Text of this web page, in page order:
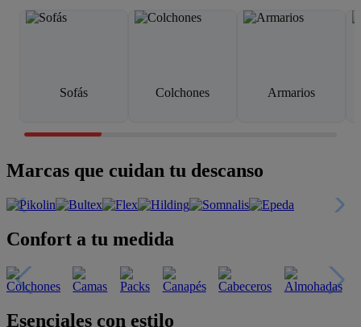
Sofás Colchones Armarios
Marcas que cuidan tu descanso
Confort a tu medida
Esenciales con estilo